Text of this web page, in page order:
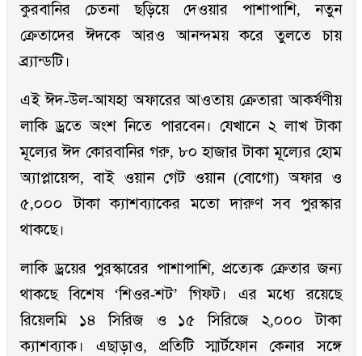
কুরবানির চেতনা ছড়িয়ে দেওয়ার পাশাপাশি, নতুন
ক্রেতাদের ঈদকে আরও আনন্দময় করে তুলতে চায়
ব্র্যান্ডটি।
এই ঈদ-উল-আযহা অফারের আওতায় ক্রেতারা আকর্ষণীয়
লাকি ড্রতে অংশ নিতে পারবেন। যেখানে ২ লাখ টাকা
মূল্যের ঈদ কোরবানির গরু, ৮০ হাজার টাকা মূল্যের হোম
অ্যাপ্লায়েন্স, বাই ওয়ান গেট ওয়ান (বোগো) অফার ও
৫,০০০ টাকা ক্যাশব্যাকের মতো দারুণ সব পুরস্কার
থাকছে।
লাকি ড্রয়ের পুরস্কারের পাশাপাশি, প্রত্যেক ক্রেতার জন্য
থাকছে বিশেষ ‘শিওর-শট’ গিফট। এর মধ্যে রয়েছে
রিয়েলমি ১৪ সিরিজ ও ১৫ সিরিজে ২,০০০ টাকা
ক্যাশব্যাক। এছাড়াও, প্রতিটি স্মার্টফোন কেনার সঙ্গে